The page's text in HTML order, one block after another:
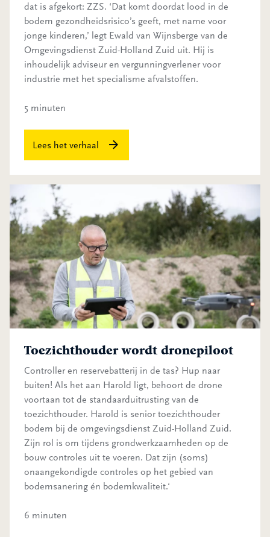
dat is afgekort: ZZS. ‘Dat komt doordat lood in de
bodem gezondheidsrisico’s geeft, met name voor
jonge kinderen,’ legt Ewald van Wijnsberge van de
Omgevingsdienst Zuid-Holland Zuid uit. Hij is
inhoudelijk adviseur en vergunningverlener voor
industrie met het specialisme afvalstoffen.
5 minuten
Lees het verhaal
Toezichthouder wordt dronepiloot
Controller en reservebatterij in de tas? Hup naar
buiten! Als het aan Harold ligt, behoort de drone
voortaan tot de standaarduitrusting van de
toezichthouder. Harold is senior toezichthouder
bodem bij de omgevingsdienst Zuid-Holland Zuid.
Zijn rol is om tijdens grondwerkzaamheden op de
bouw controles uit te voeren. Dat zijn (soms)
onaangekondigde controles op het gebied van
bodemsanering én bodemkwaliteit.‘
6 minuten
Toezichthouder wordt dronepiloot